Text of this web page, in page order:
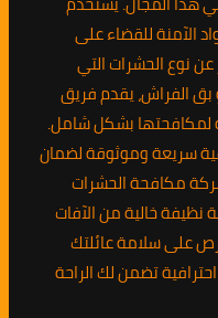
الآمنة للقضاء على
نوع الحشرات التي
بق الفراش، يقدم فريق
لمكافحتها بشكل شامل.
سريعة وموثوقة لضمان
مكافحة الحشرات
نظيفة خالية من الآفات
على سلامة عائلتك
تضمن لك الراحة